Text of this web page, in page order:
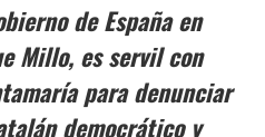
de España en
Millo, es servil con
para denunciar
democrático y